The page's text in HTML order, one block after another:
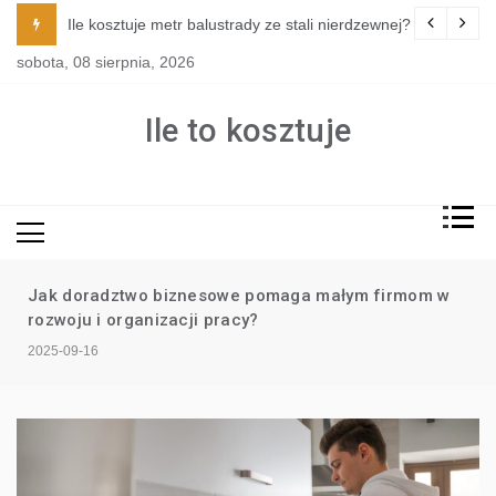
content
Ile kosztuje metr balustrady ze stali nierdzewnej?
sobota, 08 sierpnia, 2026
Ile to kosztuje
Jak doradztwo biznesowe pomaga małym firmom w
rozwoju i organizacji pracy?
2025-09-16